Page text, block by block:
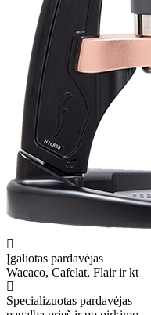
Įgaliotas pardavėjas
Wacaco, Cafelat, Flair ir kt
Specializuotas pardavėjas